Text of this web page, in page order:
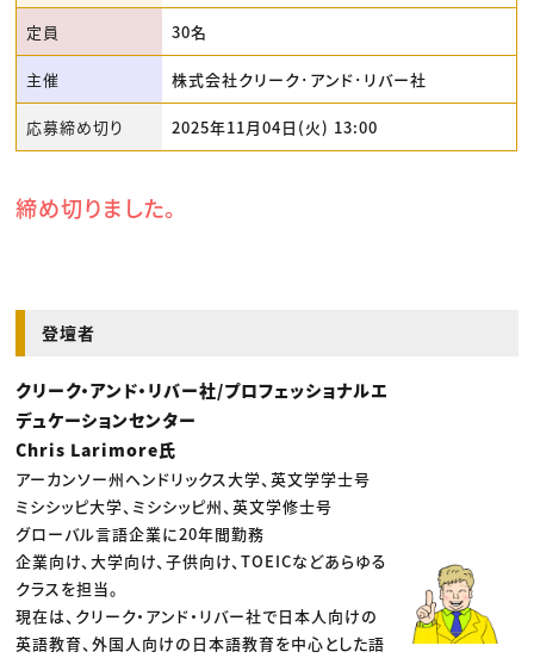
定員 30名
主催 株式会社クリーク･アンド･リバー社
応募締め切り 2025年11月04日(火) 13:00
締め切りました。
登壇者
クリーク・アンド・リバー社/プロフェッショナルエ
デュケーションセンター
Chris Larimore氏
アーカンソー州ヘンドリックス大学、英文学学士号
ミシシッピ大学、ミシシッピ州、英文学修士号
グローバル言語企業に20年間勤務
企業向け、大学向け、子供向け、TOEICなどあらゆる
クラスを担当。
現在は、クリーク・アンド・リバー社で日本人向けの
英語教育、外国人向けの日本語教育を中心とした語